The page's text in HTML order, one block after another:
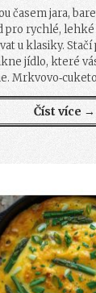
časem jara,
pro rychlé,
u klasiky.
jídlo, které
Číst více →